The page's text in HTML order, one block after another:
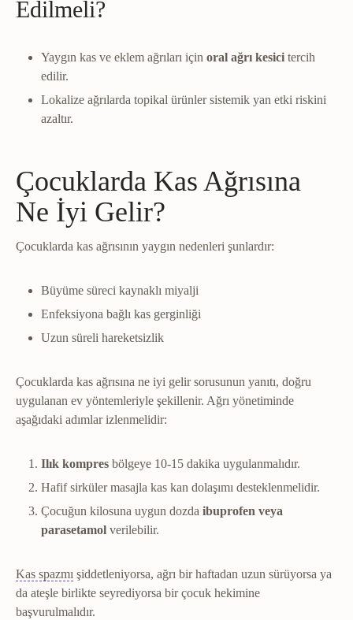
Edilmeli?
Yaygın kas ve eklem ağrıları için oral ağrı kesici tercih
edilir.
Lokalize ağrılarda topikal ürünler sistemik yan etki riskini
azaltır.
Çocuklarda Kas Ağrısına
Ne İyi Gelir?
Çocuklarda kas ağrısının yaygın nedenleri şunlardır:
Büyüme süreci kaynaklı miyalji
Enfeksiyona bağlı kas gerginliği
Uzun süreli hareketsizlik
Çocuklarda kas ağrısına ne iyi gelir sorusunun yanıtı, doğru
uygulanan ev yöntemleriyle şekillenir. Ağrı yönetiminde
aşağıdaki adımlar izlenmelidir:
Ilık kompres bölgeye 10-15 dakika uygulanmalıdır.
Hafif sirküler masajla kas kan dolaşımı desteklenmelidir.
Çocuğun kilosuna uygun dozda ibuprofen veya
parasetamol verilebilir.
Kas spazmı SpazmKasın istemsiz ve sürekli kasılı kalması.
şiddetleniyorsa, ağrı bir haftadan uzun sürüyorsa ya
da ateşle birlikte seyrediyorsa bir çocuk hekimine
başvurulmalıdır.